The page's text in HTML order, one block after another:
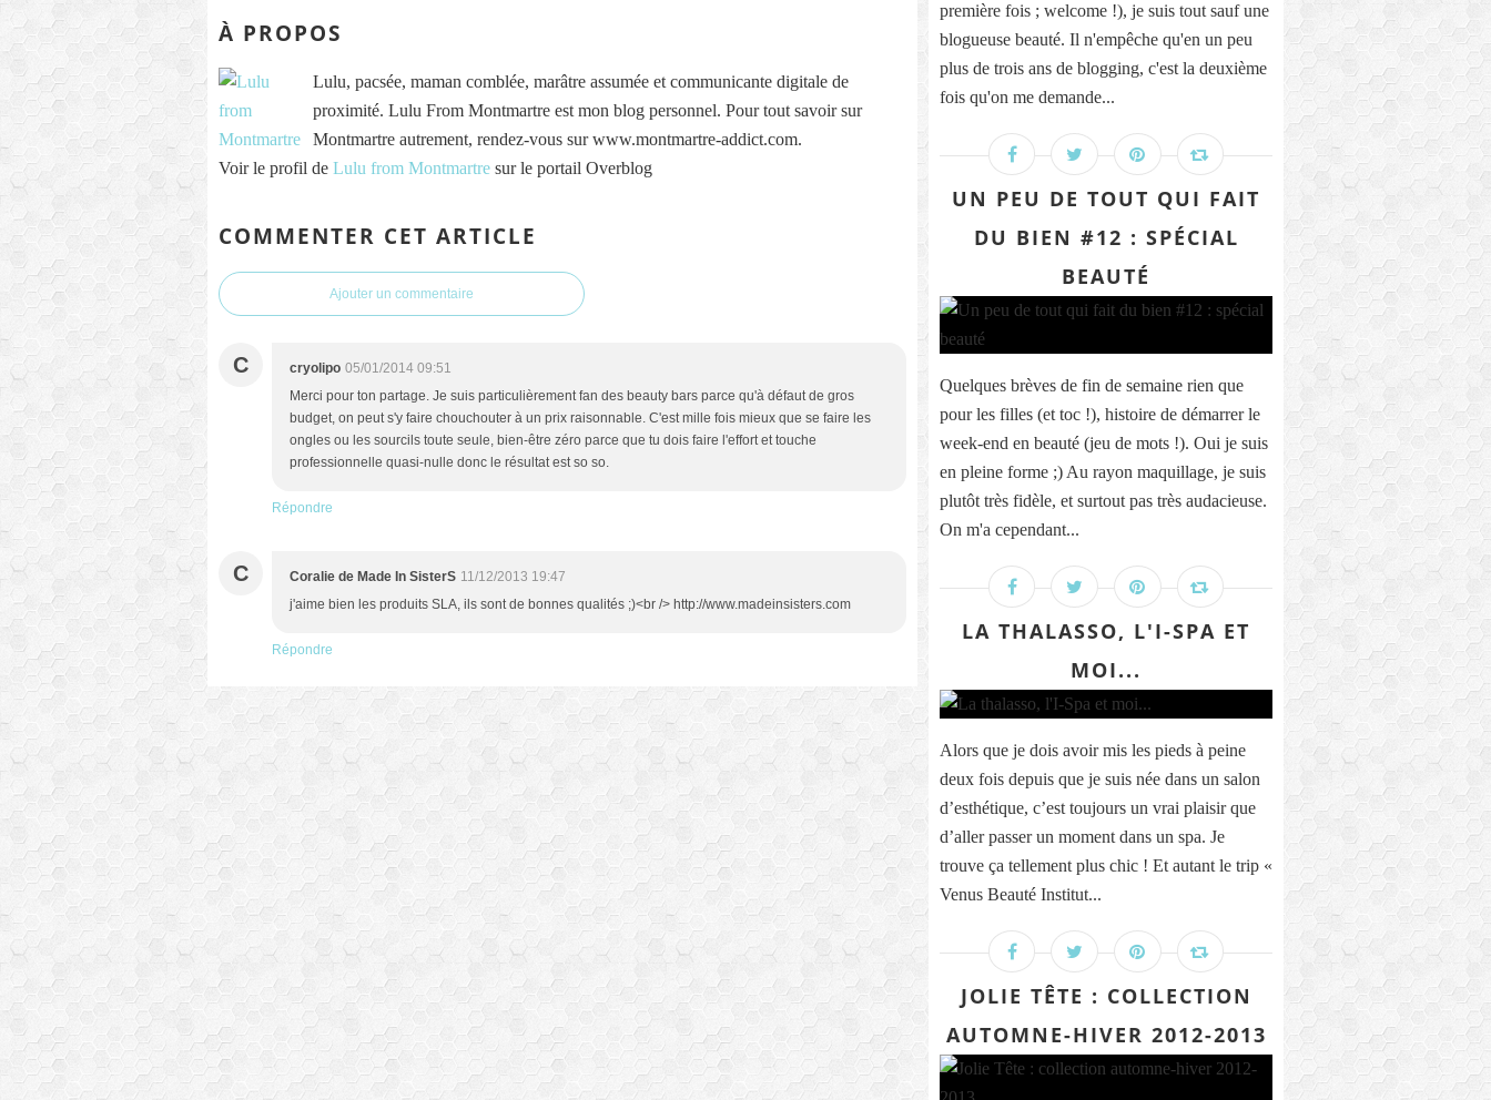
À PROPOS
Lulu, pacsée, maman comblée, marâtre assumée et communicante digitale de
proximité. Lulu From Montmartre est mon blog personnel. Pour tout savoir sur
Montmartre autrement, rendez-vous sur www.montmartre-addict.com.
Voir le profil de Lulu from Montmartre sur le portail Overblog
COMMENTER CET ARTICLE
Ajouter un commentaire
C cryolipo 05/01/2014 09:51
Merci pour ton partage. Je suis particulièrement fan des beauty bars parce qu'à défaut de gros
budget, on peut s'y faire chouchouter à un prix raisonnable. C'est mille fois mieux que se faire les
ongles ou les sourcils toute seule, bien-être zéro parce que tu dois faire l'effort et touche
professionnelle quasi-nulle donc le résultat est so so.
Répondre
C Coralie de Made In SisterS 11/12/2013 19:47
j'aime bien les produits SLA, ils sont de bonnes qualités ;)<br /> http://www.madeinsisters.com
Répondre
première fois ; welcome !), je suis tout sauf une
blogueuse beauté. Il n'empêche qu'en un peu
plus de trois ans de blogging, c'est la deuxième
fois qu'on me demande...
UN PEU DE TOUT QUI FAIT
DU BIEN #12 : SPÉCIAL
BEAUTÉ
Quelques brèves de fin de semaine rien que
pour les filles (et toc !), histoire de démarrer le
week-end en beauté (jeu de mots !). Oui je suis
en pleine forme ;) Au rayon maquillage, je suis
plutôt très fidèle, et surtout pas très audacieuse.
On m'a cependant...
LA THALASSO, L'I-SPA ET
MOI...
Alors que je dois avoir mis les pieds à peine
deux fois depuis que je suis née dans un salon
d’esthétique, c’est toujours un vrai plaisir que
d’aller passer un moment dans un spa. Je
trouve ça tellement plus chic ! Et autant le trip «
Venus Beauté Institut...
JOLIE TÊTE : COLLECTION
AUTOMNE-HIVER 2012-2013